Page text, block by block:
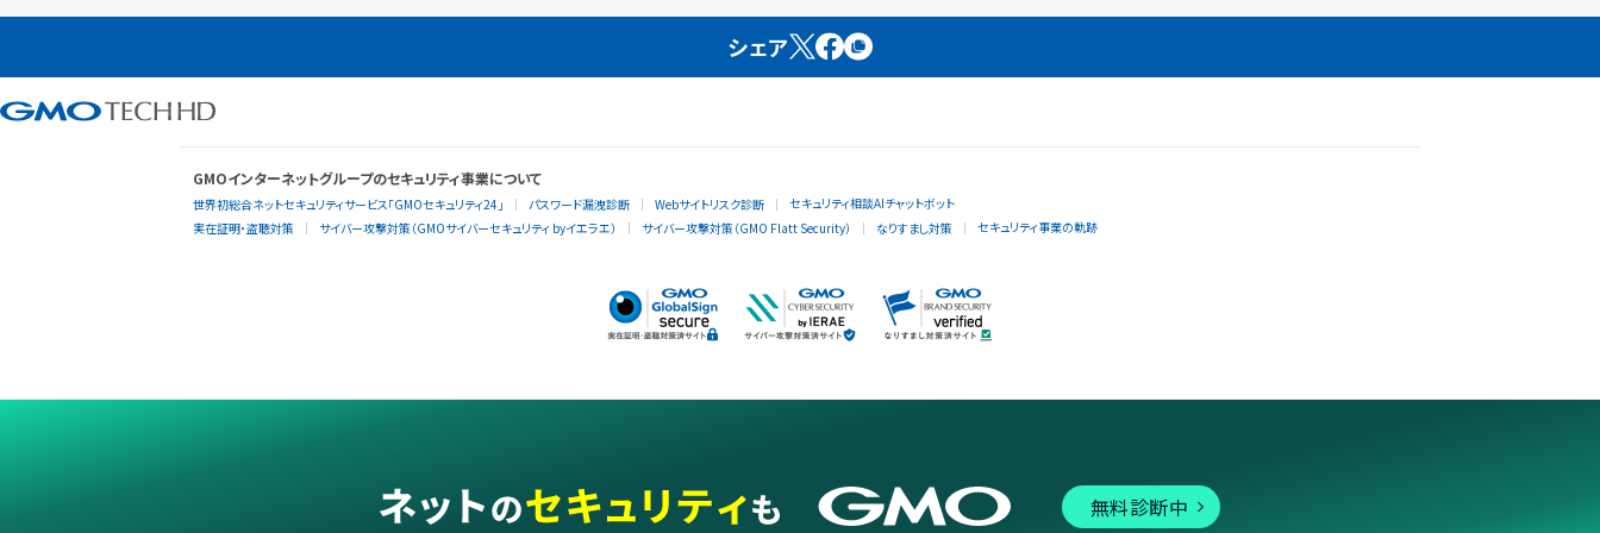
シェア
GMOインターネットグループのセキュリティ事業について
世界初総合ネットセキュリティサービス「GMOセキュリティ24」 パスワード漏洩診断 Webサイトリスク診断
セキュリティ相談AIチャットボット
実在証明・盗聴対策
サイバー攻撃対策（GMOサイバーセキュリティ byイエラエ） サイバー攻撃対策（GMO Flatt Security） なりすまし対策 セキュリティ事業の軌跡
無料診断中